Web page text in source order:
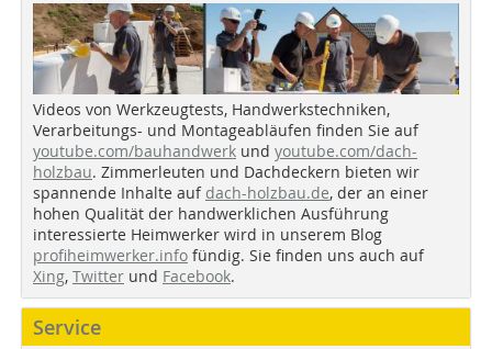
Videos von Werkzeugtests, Handwerkstechniken,
Verarbeitungs- und Montageabläufen finden Sie auf
youtube.com/bauhandwerk und youtube.com/dach-
holzbau. Zimmerleuten und Dachdeckern bieten wir
spannende Inhalte auf dach-holzbau.de, der an einer
hohen Qualität der handwerklichen Ausführung
interessierte Heimwerker wird in unserem Blog
profiheimwerker.info fündig. Sie finden uns auch auf
Xing, Twitter und Facebook.
Service